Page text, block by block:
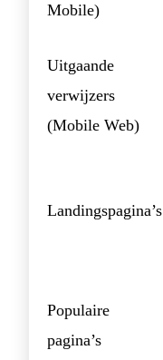
Mobile)
Uitgaande
verwijzers
(Mobile Web)
Landingspagina’s
Populaire
pagina’s